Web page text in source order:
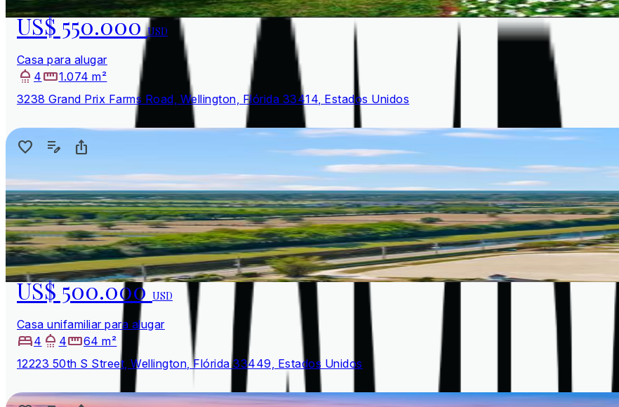
US$ 550.000USD
Casa para alugar
4
1.074 m²
3238 Grand Prix Farms Road, Wellington, Flórida 33414, Estados Unidos
US$ 500.000USD
Casa unifamiliar para alugar
4
4
64 m²
12223 50th S Street, Wellington, Flórida 33449, Estados Unidos